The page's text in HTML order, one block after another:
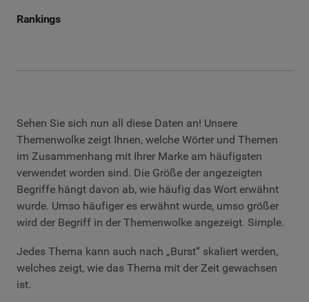
Rankings
Sehen Sie sich nun all diese Daten an! Unsere
Themenwolke zeigt Ihnen, welche Wörter und Themen
im Zusammenhang mit Ihrer Marke am häufigsten
verwendet worden sind. Die Größe der angezeigten
Begriffe hängt davon ab, wie häufig das Wort erwähnt
wurde. Umso häufiger es erwähnt wurde, umso größer
wird der Begriff in der Themenwolke angezeigt. Simple.
Jedes Thema kann auch nach „Burst“ skaliert werden,
welches zeigt, wie das Thema mit der Zeit gewachsen
ist.